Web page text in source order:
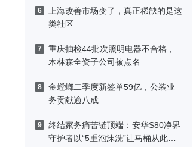
6
上海改善市场变了，真正稀缺的是这
类社区
7
重庆抽检44批次照明电器不合格，
木林森全资子公司被点名
8
金螳螂二季度新签单59亿，公装业
务贡献逾八成
9
终结家务痛苦链顶端：安华S80净界
守护者以“5重泡沫洗”让马桶从此免